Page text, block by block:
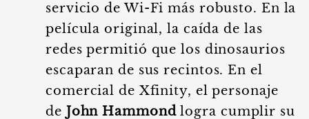
servicio de Wi-Fi más robusto. En la
película original, la caída de las
redes permitió que los dinosaurios
escaparan de sus recintos. En el
comercial de Xfinity, el personaje
de John Hammondlogra cumplir su